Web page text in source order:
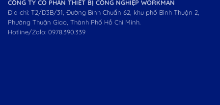
CÔNG TY CỔ PHẦN THIẾT BỊ CÔNG NGHIỆP WORKMAN
Địa chỉ: T2/D3B/31, Đường Bình Chuẩn 62, khu phố Bình Thuận 2,
Phường Thuận Giao, Thành Phố Hồ Chí Minh.
Hotline/Zalo: 0978.390.339